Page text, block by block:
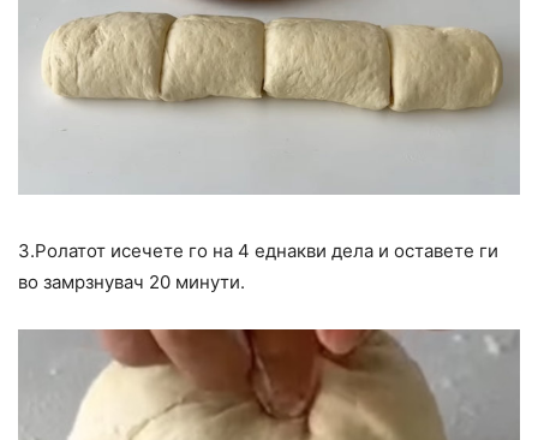
3.Ролатот исечете го на 4 еднакви дела и оставете ги
во замрзнувач 20 минути.